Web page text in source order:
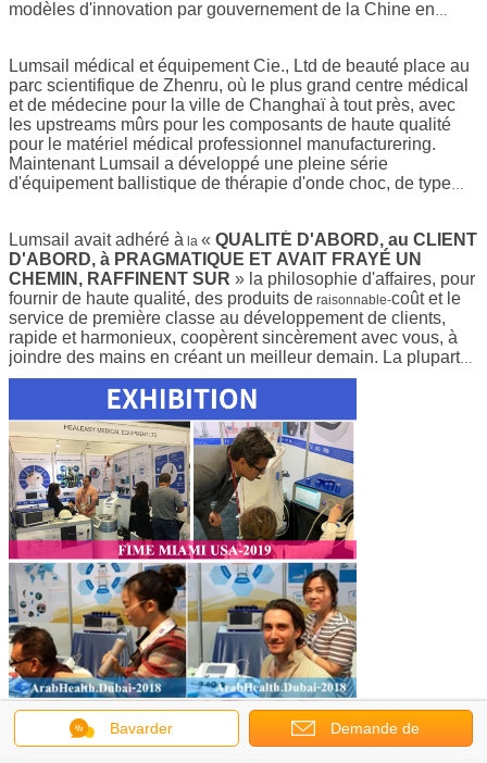
modèles d'innovation par gouvernement de la Chine en
Lumsail médical et équipement Cie., Ltd de beauté place au
parc scientifique de Zhenru, où le plus grand centre médical
et de médecine pour la ville de Changhaï à tout près, avec
les upstreams mûrs pour les composants de haute qualité
pour le matériel médical professionnel manufacturering.
Maintenant Lumsail a développé une pleine série
d'équipement ballistique de thérapie d'onde choc, de type
En assistant à la décennie parmi les meilleurs du monde
multiple de passé d'expositions dedans, Lumsail a montré
nos produits aux milliers de clients partout dans le monde.
Lumsail avait adhéré à la « QUALITÉ D'ABORD, au CLIENT
D'ABORD, à PRAGMATIQUE ET AVAIT FRAYÉ UN
CHEMIN, RAFFINENT SUR » la philosophie d'affaires, pour
fournir de haute qualité, des produits de raisonnable-coût et le
service de première classe au développement de clients,
rapide et harmonieux, coopèrent sincèrement avec vous, à
joindre des mains en créant un meilleur demain. La plupart
des produits sont le CE approuvé, FCC approuvée pour le
marché des Etats-Unis, et les produits de partie sont FDA
dégagé pour le marché des Etats-Unis. L'écoulement de
fonctionnement entier est inspecté par TUV d'Allemagne
pour assurer notre qualité des produits, et répond aux
normes définies par la plupart des marchés populaires de
marché européen.
Bavarder Demande de